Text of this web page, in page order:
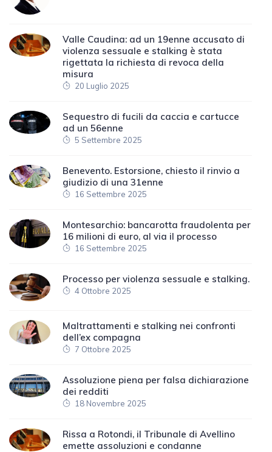
Valle Caudina: ad un 19enne accusato di
violenza sessuale e stalking è stata
rigettata la richiesta di revoca della
misura
20 Luglio 2025
Sequestro di fucili da caccia e cartucce
ad un 56enne
5 Settembre 2025
Benevento. Estorsione, chiesto il rinvio a
giudizio di una 31enne
16 Settembre 2025
Montesarchio: bancarotta fraudolenta per
16 milioni di euro, al via il processo
16 Settembre 2025
Processo per violenza sessuale e stalking.
4 Ottobre 2025
Maltrattamenti e stalking nei confronti
dell’ex compagna
7 Ottobre 2025
Assoluzione piena per falsa dichiarazione
dei redditi
18 Novembre 2025
Rissa a Rotondi, il Tribunale di Avellino
emette assoluzioni e condanne